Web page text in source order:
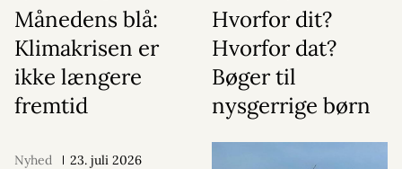
Månedens blå:
Klimakrisen er
ikke længere
fremtid
Hvorfor dit?
Hvorfor dat?
Bøger til
nysgerrige børn
Nyhed 23. juli 2026